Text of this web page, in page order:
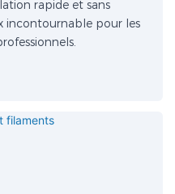
rapide et sans
incontournable pour les